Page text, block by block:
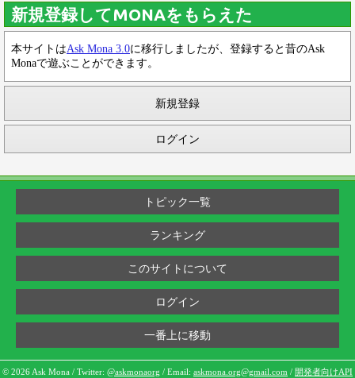
新規登録してMONAをもらえた
本サイトはAsk Mona 3.0に移行しましたが、登録すると昔のAsk
Monaで遊ぶことができます。
新規登録
ログイン
トピック一覧
ランキング
このサイトについて
ログイン
一番上に移動
© 2026 Ask Mona / Twitter: @askmonaorg / Email: askmona.org@gmail.com / 開発者向けAPI